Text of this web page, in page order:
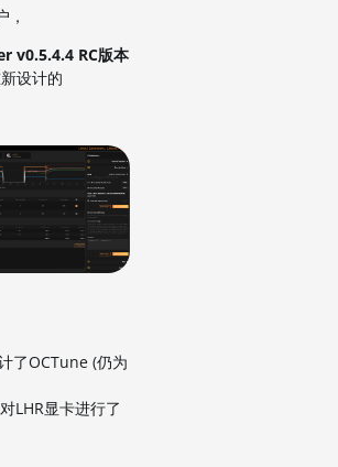
，
v0.5.4.4 RC版本
设计的
了OCTune (仍为
LHR显卡进行了